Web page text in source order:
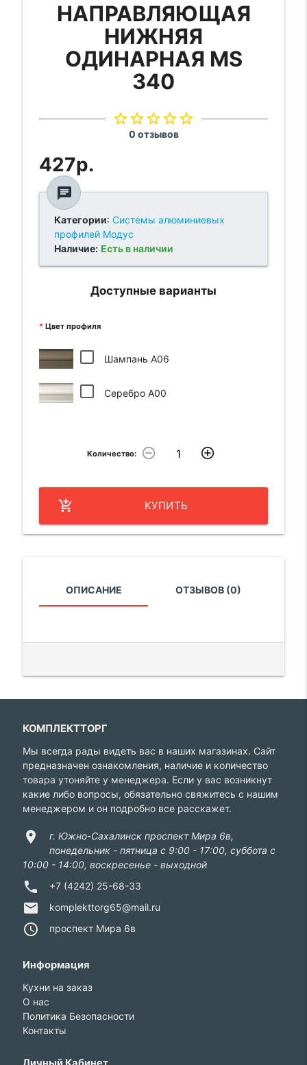
НАПРАВЛЯЮЩАЯ
НИЖНЯЯ
ОДИНАРНАЯ MS
340
star_borderstar_borderstar_borderstar_borderstar_border
0 отзывов
427р.
chat
Категории: Системы алюминиевых
профилей Модус
Наличие: Есть в наличии
Доступные варианты
Цвет профиля
Шампань А06
Серебро А00
Количество: remove_circle_outline add_circle_outline
add_shopping_cart КУПИТЬ
ОПИСАНИЕ ОТЗЫВОВ (0)
КОМПЛЕКТТОРГ
Мы всегда рады видеть вас в наших магазинах. Сайт
предназначен ознакомления, наличие и количество
товара утоняйте у менеджера. Если у вас возникнут
какие либо вопросы, обязательно свяжитесь с нашим
менеджером и он подробно все расскажет.
location_on
г. Южно-Сахалинск проспект Мира 6в,
понедельник - пятница с 9:00 - 17:00, суббота с
10:00 - 14:00, воскресенье - выходной
phone +7 (4242) 25-68-33
email komplekttorg65@mail.ru
access_time проспект Мира 6в
Информация
Кухни на заказ
О нас
Политика Безопасности
Контакты